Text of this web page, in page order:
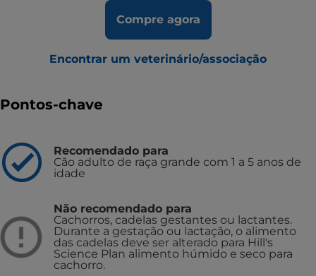
Compre agora
Encontrar um veterinário/associação
Pontos-chave
Recomendado para
Cão adulto de raça grande com 1 a 5 anos de
idade
Não recomendado para
Cachorros, cadelas gestantes ou lactantes.
Durante a gestação ou lactação, o alimento
das cadelas deve ser alterado para Hill's
Science Plan alimento húmido e seco para
cachorro.